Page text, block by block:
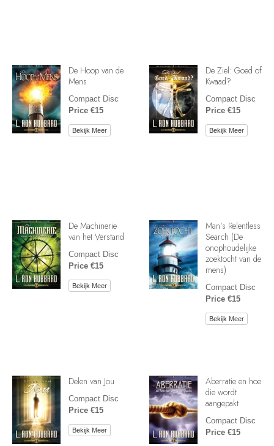
De Hoop van de
Mens
Compact Disc
Price €15
Bekijk Meer
De Ziel: Goed of
Kwaad?
Compact Disc
Price €15
Bekijk Meer
De Machinerie
van het Verstand
Compact Disc
Price €15
Bekijk Meer
Man’s Relentless
Search (De
onophoudelijke
zoektocht van de
mens)
Compact Disc
Price €15
Bekijk Meer
Delen van Jou
Compact Disc
Price €15
Bekijk Meer
Aberratie en hoe
die wordt
aangepakt
Compact Disc
Price €15